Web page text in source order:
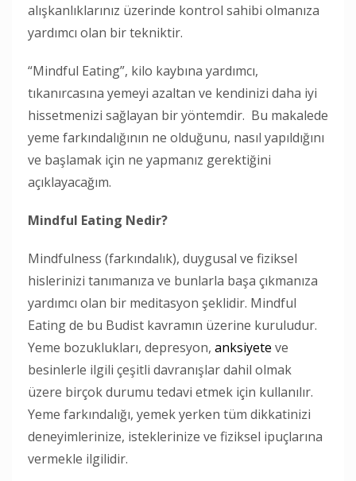
alışkanlıklarınız üzerinde kontrol sahibi olmanıza
yardımcı olan bir tekniktir.
“Mindful Eating”, kilo kaybına yardımcı,
tıkanırcasına yemeyi azaltan ve kendinizi daha iyi
hissetmenizi sağlayan bir yöntemdir. Bu makalede
yeme farkındalığının ne olduğunu, nasıl yapıldığını
ve başlamak için ne yapmanız gerektiğini
açıklayacağım.
Mindful Eating Nedir?
Mindfulness (farkındalık), duygusal ve fiziksel
hislerinizi tanımanıza ve bunlarla başa çıkmanıza
yardımcı olan bir meditasyon şeklidir. Mindful
Eating de bu Budist kavramın üzerine kuruludur.
Yeme bozuklukları, depresyon, anksiyete ve
besinlerle ilgili çeşitli davranışlar dahil olmak
üzere birçok durumu tedavi etmek için kullanılır.
Yeme farkındalığı, yemek yerken tüm dikkatinizi
deneyimlerinize, isteklerinize ve fiziksel ipuçlarına
vermekle ilgilidir.